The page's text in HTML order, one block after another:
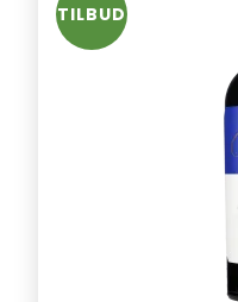
TILBUD